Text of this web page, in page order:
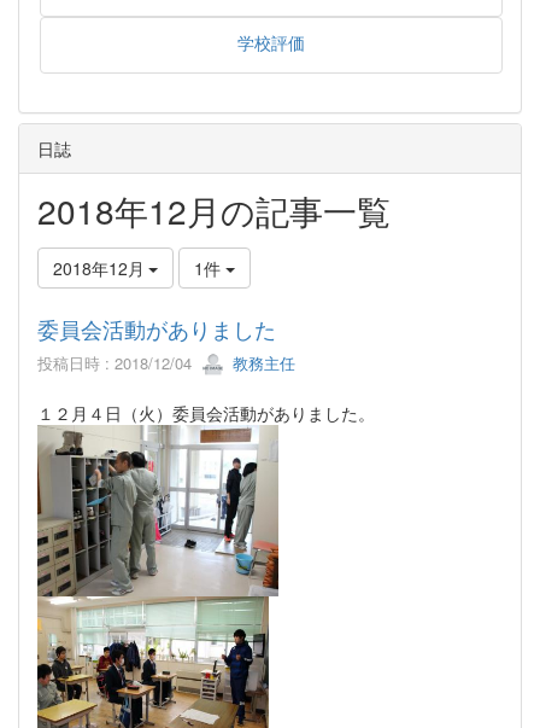
学校評価
日誌
2018年12月の記事一覧
2018年12月 1件
委員会活動がありました
投稿日時 : 2018/12/04 教務主任
１２月４日（火）委員会活動がありました。